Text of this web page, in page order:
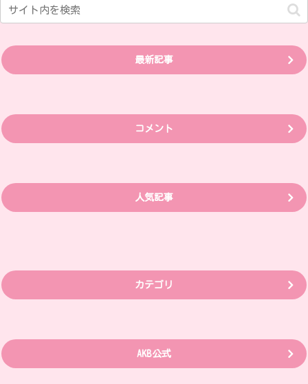
最新記事
コメント
人気記事
カテゴリ
AKB公式